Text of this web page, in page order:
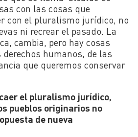
con las cosas que
con el pluralismo jurídico, no
ni recrear el pasado. La
cambia, pero hay cosas
humanos, de las
que queremos conservar
el pluralismo jurídico,
pueblos originarios no
de nueva